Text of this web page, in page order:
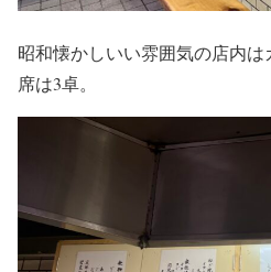
昭和懐かしいい雰囲気の店内
席は3卓。